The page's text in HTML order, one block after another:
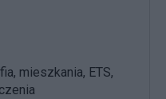
mieszkania, ETS,